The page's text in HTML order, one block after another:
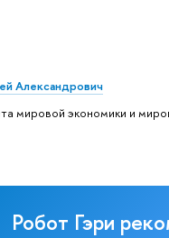
Александрович
мировой экономики и
Робот Гэри